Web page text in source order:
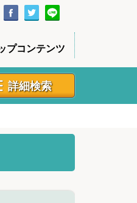
プコンテンツ
詳細検索